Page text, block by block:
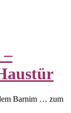
–
Barnim … zum